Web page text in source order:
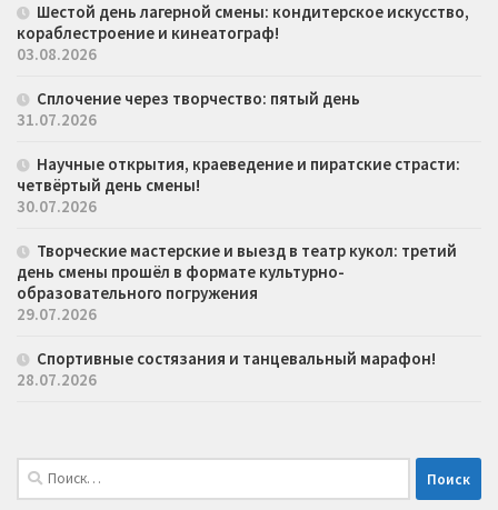
Шестой день лагерной смены: кондитерское искусство,
кораблестроение и кинеатограф!
03.08.2026
Сплочение через творчество: пятый день
31.07.2026
Научные открытия, краеведение и пиратские страсти:
четвёртый день смены!
30.07.2026
Творческие мастерские и выезд в театр кукол: третий
день смены прошёл в формате культурно-
образовательного погружения
29.07.2026
Спортивные состязания и танцевальный марафон!
28.07.2026
Найти: